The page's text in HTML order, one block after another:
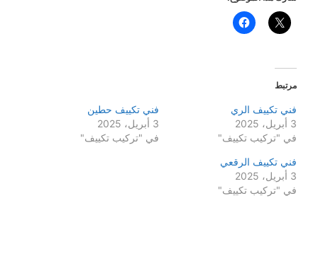
مرتبط
فني تكييف الري
3 أبريل، 2025
في "تركيب تكييف"
فني تكييف حطين
3 أبريل، 2025
في "تركيب تكييف"
فني تكييف الرقعي
3 أبريل، 2025
في "تركيب تكييف"